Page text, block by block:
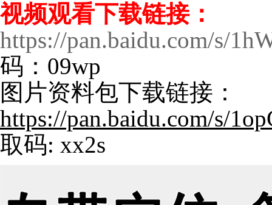
视频观看下载链接：
https://pan.baidu.com/s/
码：09wp
图片资料包下载链接：
https://pan.baidu.com/s/
取码: xx2s